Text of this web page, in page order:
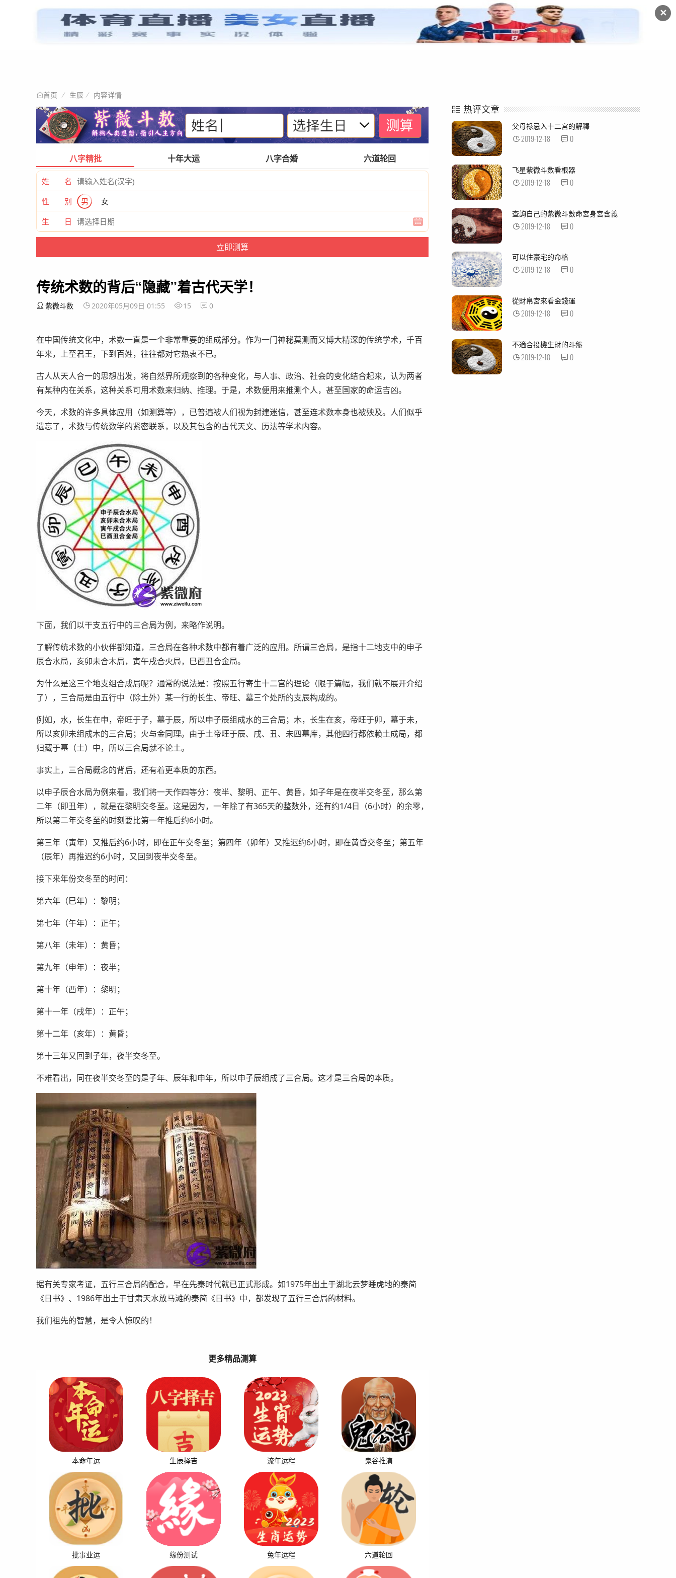
✕
首页 星情阐述 紫微基础 宫位体系 四化诀窍 格局玄奥 命例解析 紫微杂谈
首页 生辰 内容详情
八字精批 十年大运 八字合婚 六道轮回
姓 名
性 别
男
女
生 日
传统术数的背后“隐藏”着古代天学！
紫微斗数 2020年05月09日 01:55 15 0
在中国传统文化中，术数一直是一个非常重要的组成部分。作为一门神秘莫测而又博大精深的传统学术，千百
年来，上至君王，下到百姓，往往都对它热衷不已。
古人从天人合一的思想出发，将自然界所观察到的各种变化，与人事、政治、社会的变化结合起来，认为两者
有某种内在关系，这种关系可用术数来归纳、推理。于是，术数便用来推测个人，甚至国家的命运吉凶。
今天，术数的许多具体应用（如测算等），已普遍被人们视为封建迷信，甚至连术数本身也被殃及。人们似乎
遗忘了，术数与传统数学的紧密联系，以及其包含的古代天文、历法等学术内容。
下面，我们以干支五行中的三合局为例，来略作说明。
了解传统术数的小伙伴都知道，三合局在各种术数中都有着广泛的应用。所谓三合局，是指十二地支中的申子
辰合水局，亥卯未合木局，寅午戌合火局，巳酉丑合金局。
为什么是这三个地支组合成局呢？通常的说法是：按照五行寄生十二宫的理论（限于篇幅，我们就不展开介绍
了），三合局是由五行中（除土外）某一行的长生、帝旺、墓三个处所的支辰构成的。
例如，水，长生在申，帝旺于子，墓于辰，所以申子辰组成水的三合局；木，长生在亥，帝旺于卯，墓于未，
所以亥卯未组成木的三合局；火与金同理。由于土帝旺于辰、戌、丑、未四墓库，其他四行都依赖土成局，都
归藏于墓（土）中，所以三合局就不论土。
事实上，三合局概念的背后，还有着更本质的东西。
以申子辰合水局为例来看，我们将一天作四等分：夜半、黎明、正午、黄昏，如子年是在夜半交冬至，那么第
二年（即丑年），就是在黎明交冬至。这是因为，一年除了有365天的整数外，还有约1/4日（6小时）的余零，
所以第二年交冬至的时刻要比第一年推后约6小时。
第三年（寅年）又推后约6小时，即在正午交冬至；第四年（卯年）又推迟约6小时，即在黄昏交冬至；第五年
（辰年）再推迟约6小时，又回到夜半交冬至。
接下来年份交冬至的时间：
第六年（巳年）：黎明；
第七年（午年）：正午；
第八年（未年）：黄昏；
第九年（申年）：夜半；
第十年（酉年）：黎明；
第十一年（戌年）：正午；
第十二年（亥年）：黄昏；
第十三年又回到子年，夜半交冬至。
不难看出，同在夜半交冬至的是子年、辰年和申年，所以申子辰组成了三合局。这才是三合局的本质。
据有关专家考证，五行三合局的配合，早在先秦时代就已正式形成。如1975年出土于湖北云梦睡虎地的秦简
《日书》、1986年出土于甘肃天水放马滩的秦简《日书》中，都发现了五行三合局的材料。
我们祖先的智慧，是令人惊叹的！
更多精品测算
本命年运 生辰择吉 流年运程 鬼谷推演
批事业运 缘份测试 兔年运程 六道轮回
热评文章
父母祿忌入十二宮的解釋
2019-12-18 0
飞星紫微斗数看根器
2019-12-18 0
查詢自己的紫微斗數命宮身宮含義
2019-12-18 0
可以住豪宅的命格
2019-12-18 0
從財帛宮來看金錢運
2019-12-18 0
不適合投機生財的斗盤
2019-12-18 0